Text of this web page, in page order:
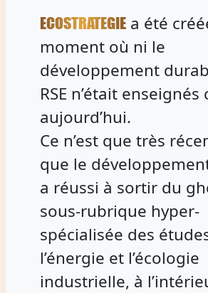
ECOSTRATEGIE a été
moment où ni le
développement
RSE n’était
aujourd’hui.
Ce n’est que très
que le
a réussi à sortir du
sous-rubrique hyper-
spécialisée des
l’énergie et l’écologie
industrielle, à